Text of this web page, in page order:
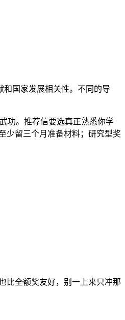
和国家发展相关性。不同的导
功。推荐信要选真正熟悉你学
少留三个月准备材料；研究型奖
比全额奖友好，别一上来只冲那